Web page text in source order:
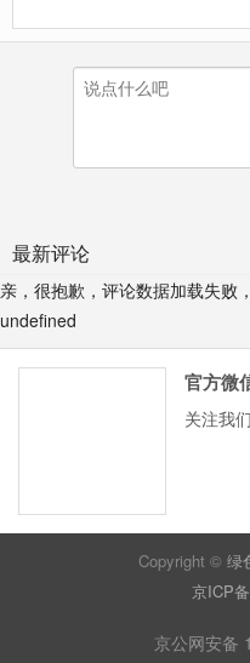
最新评论
亲，很抱歉，评论数据加载失败
undefined
官方微
关注我
Copyright © 绿
京ICP
京公网安备